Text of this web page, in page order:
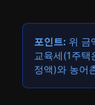
포인트: 위 금
교육세(1주택
정액)와 농어